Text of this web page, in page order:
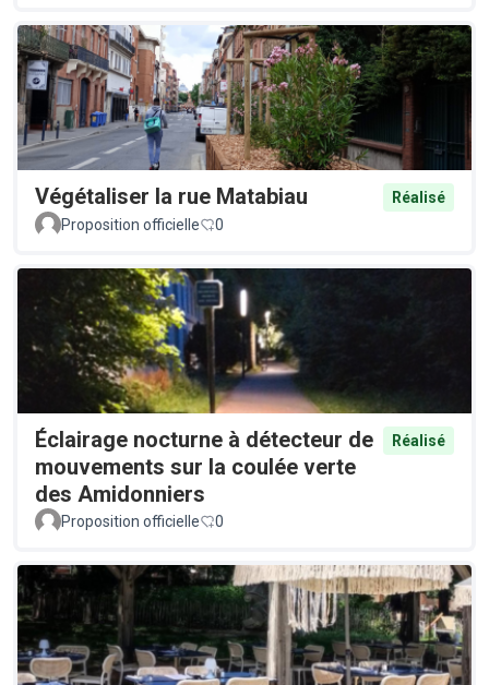
Végétaliser la rue Matabiau
Réalisé
Proposition officielle
0
Éclairage nocturne à détecteur de
mouvements sur la coulée verte
des Amidonniers
Réalisé
Proposition officielle 0